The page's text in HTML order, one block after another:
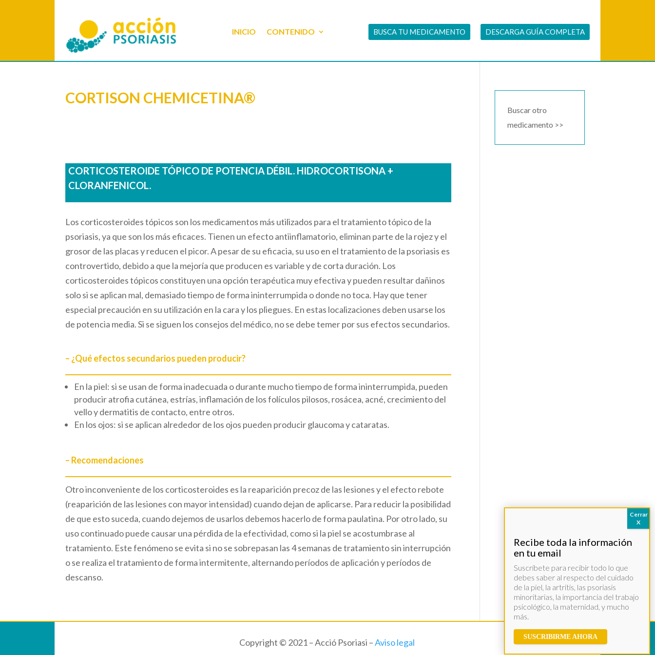
INICIO CONTENIDO BUSCA TU MEDICAMENTO DESCARGA GUÍA COMPLETA
CORTISON CHEMICETINA®
CORTICOSTEROIDE TÓPICO DE POTENCIA DÉBIL. HIDROCORTISONA +
CLORANFENICOL.
Los corticosteroides tópicos son los medicamentos más utilizados para el tratamiento tópico de la
psoriasis, ya que son los más eficaces. Tienen un efecto antiinflamatorio, eliminan parte de la rojez y el
grosor de las placas y reducen el picor. A pesar de su eficacia, su uso en el tratamiento de la psoriasis es
controvertido, debido a que la mejoría que producen es variable y de corta duración. Los
corticosteroides tópicos constituyen una opción terapéutica muy efectiva y pueden resultar dañinos
solo si se aplican mal, demasiado tiempo de forma ininterrumpida o donde no toca. Hay que tener
especial precaución en su utilización en la cara y los pliegues. En estas localizaciones deben usarse los
de potencia media. Si se siguen los consejos del médico, no se debe temer por sus efectos secundarios.
– ¿Qué efectos secundarios pueden producir?
En la piel: si se usan de forma inadecuada o durante mucho tiempo de forma ininterrumpida, pueden
producir atrofia cutánea, estrías, inflamación de los folículos pilosos, rosácea, acné, crecimiento del
vello y dermatitis de contacto, entre otros.
En los ojos: si se aplican alrededor de los ojos pueden producir glaucoma y cataratas.
– Recomendaciones
Otro inconveniente de los corticosteroides es la reaparición precoz de las lesiones y el efecto rebote
(reaparición de las lesiones con mayor intensidad) cuando dejan de aplicarse. Para reducir la posibilidad
de que esto suceda, cuando dejemos de usarlos debemos hacerlo de forma paulatina. Por otro lado, su
uso continuado puede causar una pérdida de la efectividad, como si la piel se acostumbrase al
tratamiento. Este fenómeno se evita si no se sobrepasan las 4 semanas de tratamiento sin interrupción
o se realiza el tratamiento de forma intermitente, alternando períodos de aplicación y períodos de
descanso.
Buscar otro
medicamento >>
Copyright © 2021 – Acció Psoriasi –Aviso legal
Suscríbete para recibir todo lo que
debes saber al respecto del cuidado
de la piel, la artritis, las psoriasis
minoritarias, la importancia del trabajo
psicológico, la maternidad, y mucho
más.
SUSCRIBIRME AHORA